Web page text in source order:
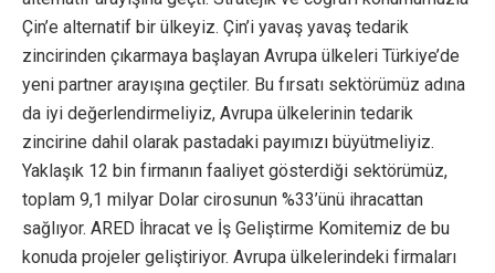
Çin’e alternatif bir ülkeyiz. Çin’i yavaş yavaş tedarik
zincirinden çıkarmaya başlayan Avrupa ülkeleri Türkiye’de
yeni partner arayışına geçtiler. Bu fırsatı sektörümüz adına
da iyi değerlendirmeliyiz, Avrupa ülkelerinin tedarik
zincirine dahil olarak pastadaki payımızı büyütmeliyiz.
Yaklaşık 12 bin firmanın faaliyet gösterdiği sektörümüz,
toplam 9,1 milyar Dolar cirosunun %33’ünü ihracattan
sağlıyor. ARED İhracat ve İş Geliştirme Komitemiz de bu
konuda projeler geliştiriyor. Avrupa ülkelerindeki firmaları